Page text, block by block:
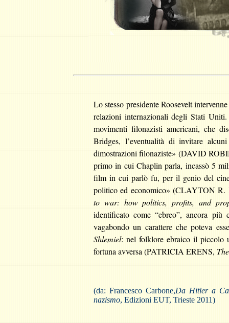
Lo stesso presidente Roosevelt
relazioni internazionali degli Stati
movimenti filonazisti americani, che
Bridges, l’eventualità di invitare
dimostrazioni filonaziste» (DAVID
primo in cui Chaplin parla, incassò 5
film in cui parlò fu, per il genio del
politico ed economico» (CLAYTON
to war: how politics, profits, and
identificato come “ebreo”, ancora
vagabondo un carattere che poteva
Shlemiel: nel folklore ebraico il piccolo
fortuna avversa (PATRICIA ERENS,
(da: Francesco Carbone,Da Hitler a
nazismo, Edizioni EUT, Trieste 2011)